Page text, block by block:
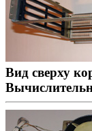
Вид сверху